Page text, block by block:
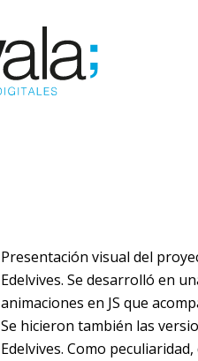
Presentación visual del
Edelvives. Se desarrolló en
animaciones en JS que
Se hicieron también las
Edelvives. Como